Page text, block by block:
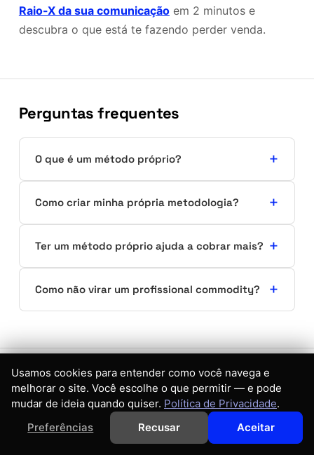
Raio-X da sua comunicaçãoem 2 minutos e
descubra o que está te fazendo perder venda.
Perguntas frequentes
O que é um método próprio?
Como criar minha própria metodologia?
Ter um método próprio ajuda a cobrar mais?
Como não virar um profissional commodity?
Continue lendo sobre Como se diferenciar
na internet
Usamos cookies para entender como você navega e
melhorar o site. Você escolhe o que permitir — e pode
mudar de ideia quando quiser. Política de Privacidade.
Preferências
Recusar Aceitar